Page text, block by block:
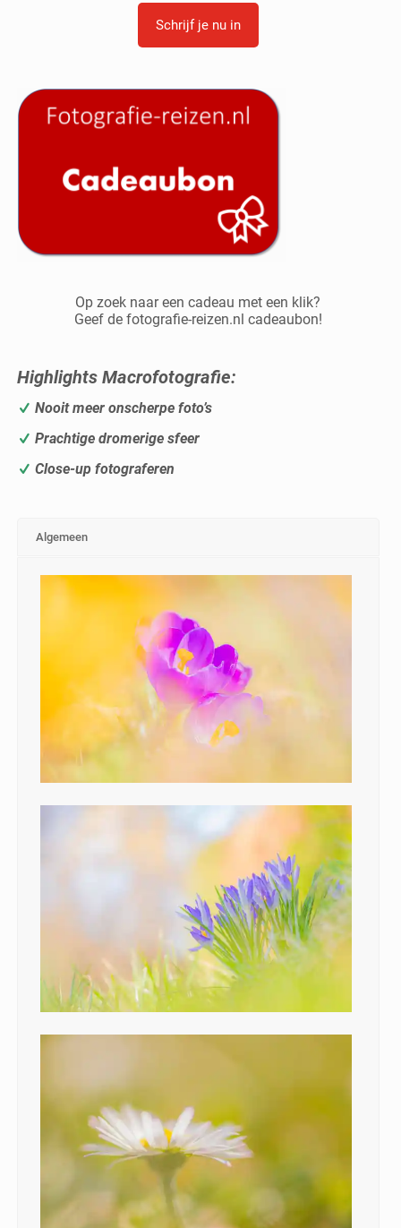
Schrijf je nu in
Op zoek naar een cadeau met een klik?
Geef de fotografie-reizen.nl cadeaubon!
Highlights Macrofotografie:
Nooit meer onscherpe foto’s
Prachtige dromerige sfeer
Close-up fotograferen
Algemeen